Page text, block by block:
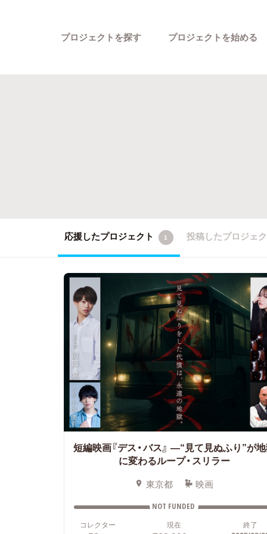
プロジェクトを探す プロジェクトを始める
応援したプロジェクト 1 投稿したプロジェ
短編映画『デス・バス』 —“見て見ぬふり”が
に変わるループ・スリラー
東京都 映画
NOT FUNDED
コレクター
現在 終了